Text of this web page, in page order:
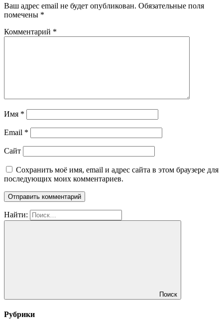
Ваш адрес email не будет опубликован. Обязательные поля
помечены *
Комментарий *
Имя *
Email *
Сайт
Сохранить моё имя, email и адрес сайта в этом браузере для
последующих моих комментариев.
Найти:
Поиск
Рубрики